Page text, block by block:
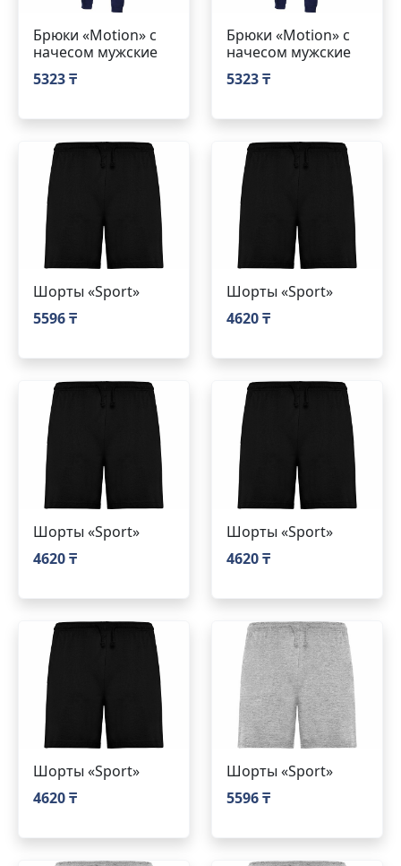
Брюки «Motion» с
начесом мужские
5323 ₸
Брюки «Motion» с
начесом мужские
5323 ₸
Шорты «Sport»
5596 ₸
Шорты «Sport»
4620 ₸
Шорты «Sport»
4620 ₸
Шорты «Sport»
4620 ₸
Шорты «Sport»
4620 ₸
Шорты «Sport»
5596 ₸